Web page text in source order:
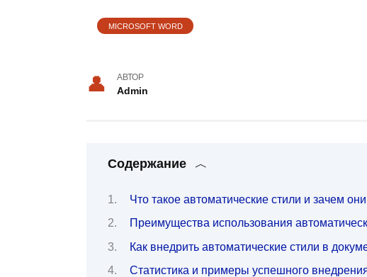
MICROSOFT WORD
АВТОР
Admin
Содержание
Что такое автоматические стили и зачем
Преимущества использования
Как внедрить автоматические стили в
Статистика и примеры успешного